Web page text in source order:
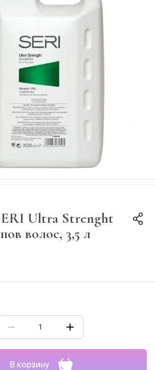
Ultra Strenght
волос, 3,5 л
В корзину